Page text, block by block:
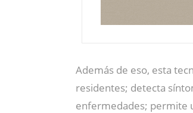
Además de eso, esta
residentes; detecta
enfermedades; permite